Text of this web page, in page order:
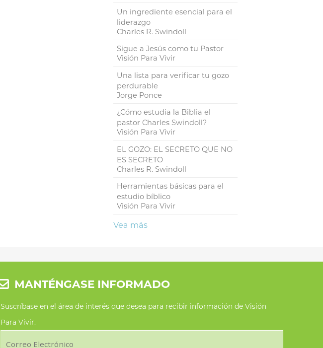
Un ingrediente esencial para el
liderazgo
Charles R. Swindoll
Sigue a Jesús como tu Pastor
Visión Para Vivir
Una lista para verificar tu gozo
perdurable
Jorge Ponce
¿Cómo estudia la Biblia el
pastor Charles Swindoll?
Visión Para Vivir
EL GOZO: EL SECRETO QUE NO
ES SECRETO
Charles R. Swindoll
Herramientas básicas para el
estudio bíblico
Visión Para Vivir
Vea más
MANTÉNGASE INFORMADO
Suscríbase en el área de interés que desea para recibir información de Visión
Para Vivir.